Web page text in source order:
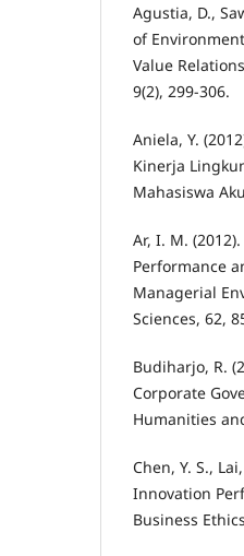
Agustia, D.,
of
Value
9(2), 299-306.
Aniela, Y.
Kinerja
Mahasiswa
Ar, I. M.
Performance
Managerial
Sciences, 62,
Budiharjo, R.
Corporate
Humanities
Chen, Y. S.,
Innovation
Business